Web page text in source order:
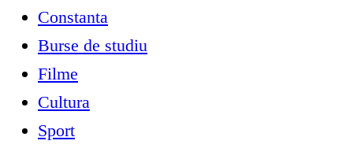
Constanta
Burse de studiu
Filme
Cultura
Sport